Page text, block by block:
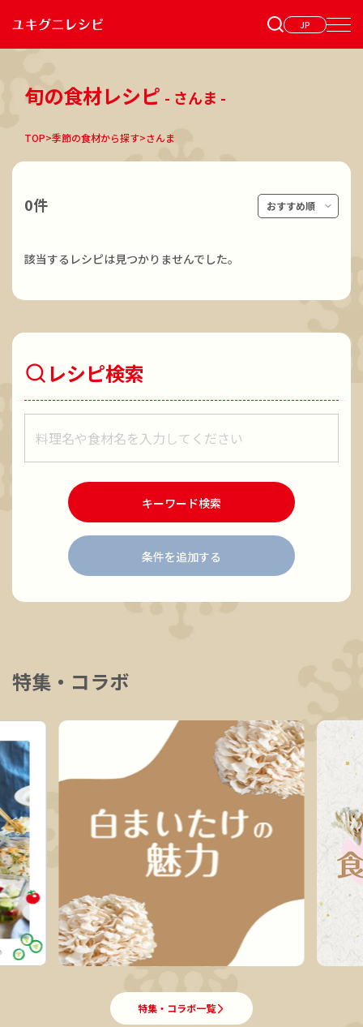
JP
旬の食材レシピ - さんま -
TOP>季節の食材から探す>さんま
0件
該当するレシピは見つかりませんでした。
レシピ検索
キーワード検索
条件を追加する
特集・コラボ
特集・コラボ一覧